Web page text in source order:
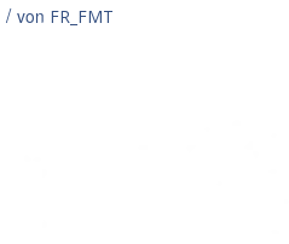
/ von FR_FMT